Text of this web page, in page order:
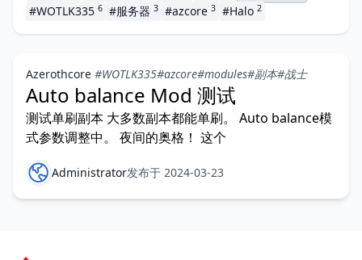
#WOTLK335 6 #服务器 3 #azcore 3 #Halo 2
Azerothcore #WOTLK335#azcore#modules#副本#战士
Auto balance Mod 测试
测试单刷副本 大多数副本都能单刷。 Auto balance模
式参数调整中。 夜间的奥格！ 这个
Administrator发布于 2024-03-23